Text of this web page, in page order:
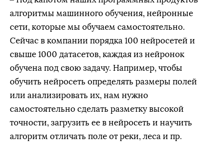
алгоритмы машинного обучения, нейронные
сети, которые мы обучаем самостоятельно.
Сейчас в компании порядка 100 нейросетей и
свыше 1000 датасетов, каждая из нейронок
обучена под свою задачу. Например, чтобы
обучить нейросеть определять размеры полей
или анализировать их, нам нужно
самостоятельно сделать разметку высокой
точности, загрузить ее в нейросеть и научить
алгоритм отличать поле от реки, леса и пр.